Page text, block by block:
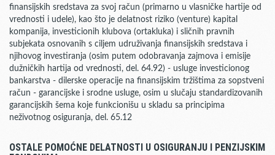
finansijskih sredstava za svoj račun (primarno u vlasničke hartije od
vrednosti i udele), kao što je delatnost riziko (venture) kapital
kompanija, investicionih klubova (ortakluka) i sličnih pravnih
subjekata osnovanih s ciljem udruživanja finansijskih sredstava i
njihovog investiranja (osim putem odobravanja zajmova i emisije
dužničkih hartija od vrednosti, del. 64.92) - usluge investicionog
bankarstva - dilerske operacije na finansijskim tržištima za sopstveni
račun - garancijske i srodne usluge, osim u slučaju standardizovanih
garancijskih šema koje funkcionišu u skladu sa principima
neživotnog osiguranja, del. 65.12
OSTALE POMOĆNE DELATNOSTI U OSIGURANJU I PENZIJSKIM